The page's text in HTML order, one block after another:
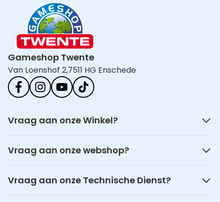
Gameshop Twente
Van Loenshof 2,7511 HG Enschede
Vraag aan onze Winkel?
Vraag aan onze webshop?
Vraag aan onze Technische Dienst?